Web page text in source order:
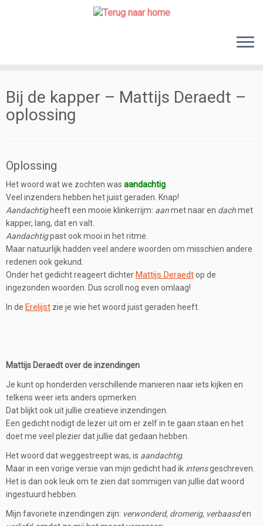
Bij de kapper – Mattijs Deraedt –
oplossing
Oplossing
Het woord wat we zochten was aandachtig
Veel inzenders hebben het juist geraden. Knap!
Aandachtigheeft een mooie klinkerrijm: aanmet naar en dachmet
kapper, lang, dat en valt.
Aandachtigpast ook mooi in het ritme.
Maar natuurlijk hadden veel andere woorden om misschien andere
redenen ook gekund.
Onder het gedicht reageert dichterMattijs Deraedtop de
ingezonden woorden. Dus scroll nog even omlaag!
In de Erelijst zie je wie het woord juist geraden heeft.
Mattijs Deraedt over de inzendingen
Je kunt op honderden verschillende manieren naar iets kijken en
telkens weer iets anders opmerken.
Dat blijkt ook uit jullie creatieve inzendingen.
Een gedicht nodigt de lezer uit om er zelf in te gaan staan en het
doet me veel plezier dat jullie dat gedaan hebben.
Het woord dat weggestreept was, is aandachtig.
Maar in een vorige versie van mijn gedicht had ik intensgeschreven.
Het is dan ook leuk om te zien dat sommigen van jullie dat woord
ingestuurd hebben.
Mijn favoriete inzendingen zijn: verwonderd, dromerig, verbaasden